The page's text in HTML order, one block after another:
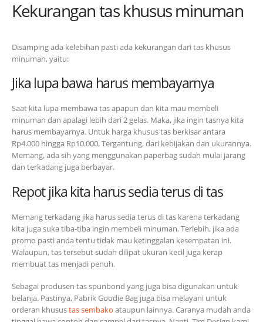
Kekurangan tas khusus minuman
Disamping ada kelebihan pasti ada kekurangan dari tas khusus
minuman, yaitu:
Jika lupa bawa harus membayarnya
Saat kita lupa membawa tas apapun dan kita mau membeli
minuman dan apalagi lebih dari 2 gelas. Maka, jika ingin tasnya kita
harus membayarnya. Untuk harga khusus tas berkisar antara
Rp4.000 hingga Rp10.000. Tergantung, dari kebijakan dan ukurannya.
Memang, ada sih yang menggunakan paperbag sudah mulai jarang
dan terkadang juga berbayar.
Repot jika kita harus sedia terus di tas
Memang terkadang jika harus sedia terus di tas karena terkadang
kita juga suka tiba-tiba ingin membeli minuman. Terlebih, jika ada
promo pasti anda tentu tidak mau ketinggalan kesempatan ini.
Walaupun, tas tersebut sudah dilipat ukuran kecil juga kerap
membuat tas menjadi penuh.
Sebagai produsen tas spunbond yang juga bisa digunakan untuk
belanja. Pastinya, Pabrik Goodie Bag juga bisa melayani untuk
orderan khusustas sembako ataupun lainnya. Caranya mudah anda